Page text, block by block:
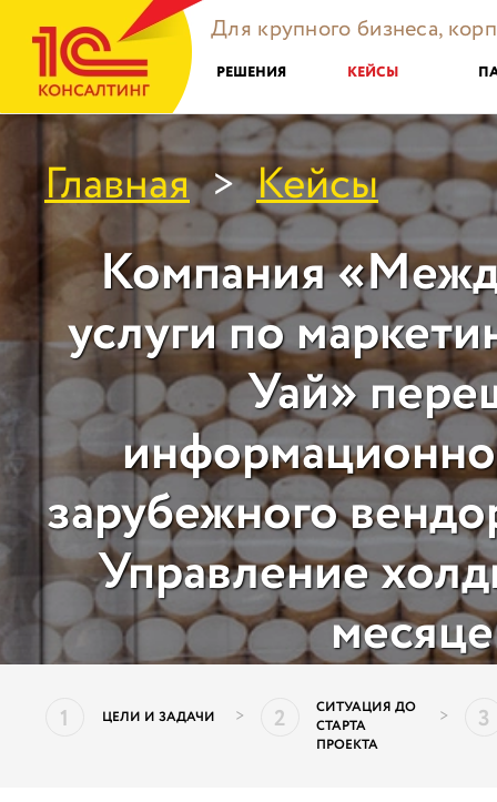
Для крупного бизнеса,
РЕШЕНИЯ КЕЙСЫ
Главная > Кейсы
Компания
услуги по
Уай»
зарубежного
Управление
1 ЦЕЛИ И ЗАДАЧИ > 2
СИТУАЦИЯ ДО
СТАРТА
ПРОЕКТА
> 3